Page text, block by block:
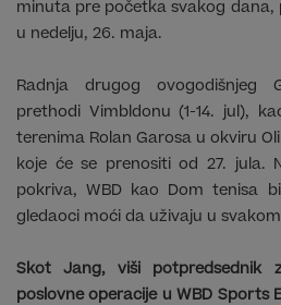
minuta pre početka svakog dana,
u nedelju, 26. maja.
Radnja drugog ovogodišnjeg
prethodi Vimbldonu (1-14. jul),
terenima Rolan Garosa u okviru
koje će se prenositi od 27. jula.
pokriva, WBD kao Dom tenisa
gledaoci moći da uživaju u
Skot Jang, viši potpredsednik
poslovne operacije u WBD Sports